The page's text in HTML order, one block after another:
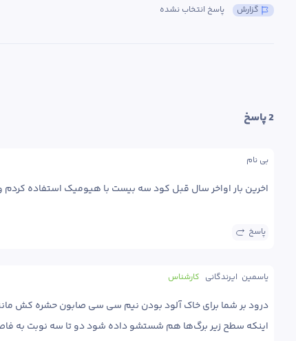
پاسخ انتخاب نشده گزارش
2 پاسخ
بی نام
اخرین بار اواخر سال قبل کود سه بیست با هیومیک استفاده
پاسخ
کارشناس یاسمین  ایرندگانی